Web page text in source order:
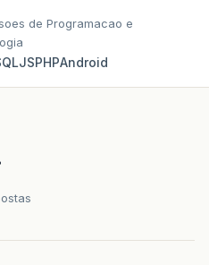
de Programacao e
JSPHPAndroid